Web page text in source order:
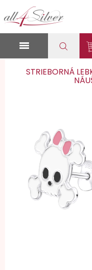

STRIEBORNÁ